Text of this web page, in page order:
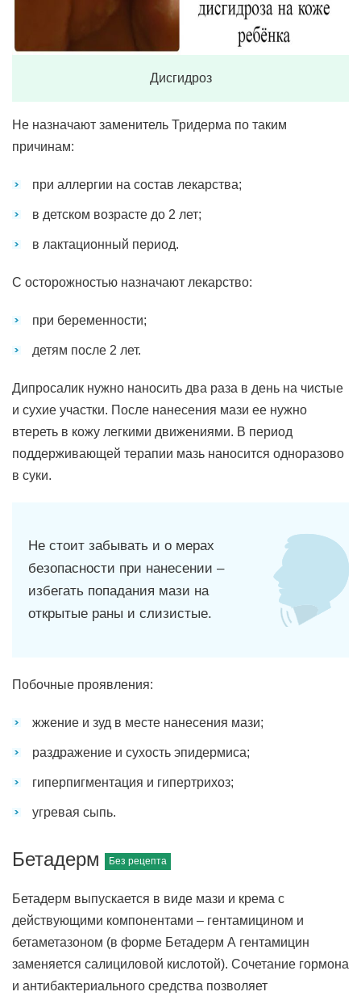
Дисгидроз
Не назначают заменитель Тридерма по таким
причинам:
при аллергии на состав лекарства;
в детском возрасте до 2 лет;
в лактационный период.
С осторожностью назначают лекарство:
при беременности;
детям после 2 лет.
Дипросалик нужно наносить два раза в день на чистые
и сухие участки. После нанесения мази ее нужно
втереть в кожу легкими движениями. В период
поддерживающей терапии мазь наносится одноразово
в суки.
Не стоит забывать и о мерах
безопасности при нанесении –
избегать попадания мази на
открытые раны и слизистые.
Побочные проявления:
жжение и зуд в месте нанесения мази;
раздражение и сухость эпидермиса;
гиперпигментация и гипертрихоз;
угревая сыпь.
Бетадерм
Бетадерм выпускается в виде мази и крема с
действующими компонентами – гентамицином и
бетаметазоном (в форме Бетадерм А гентамицин
заменяется салициловой кислотой). Сочетание гормона
и антибактериального средства позволяет